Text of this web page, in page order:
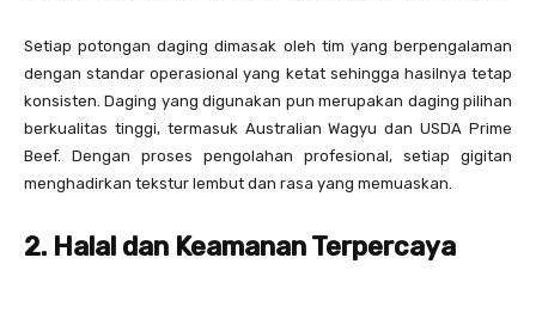
Setiap potongan daging dimasak oleh tim yang berpengalaman
dengan standar operasional yang ketat sehingga hasilnya tetap
konsisten. Daging yang digunakan pun merupakan daging pilihan
berkualitas tinggi, termasuk Australian Wagyu dan USDA Prime
Beef. Dengan proses pengolahan profesional, setiap gigitan
menghadirkan tekstur lembut dan rasa yang memuaskan.
2. Halal dan Keamanan Terpercaya